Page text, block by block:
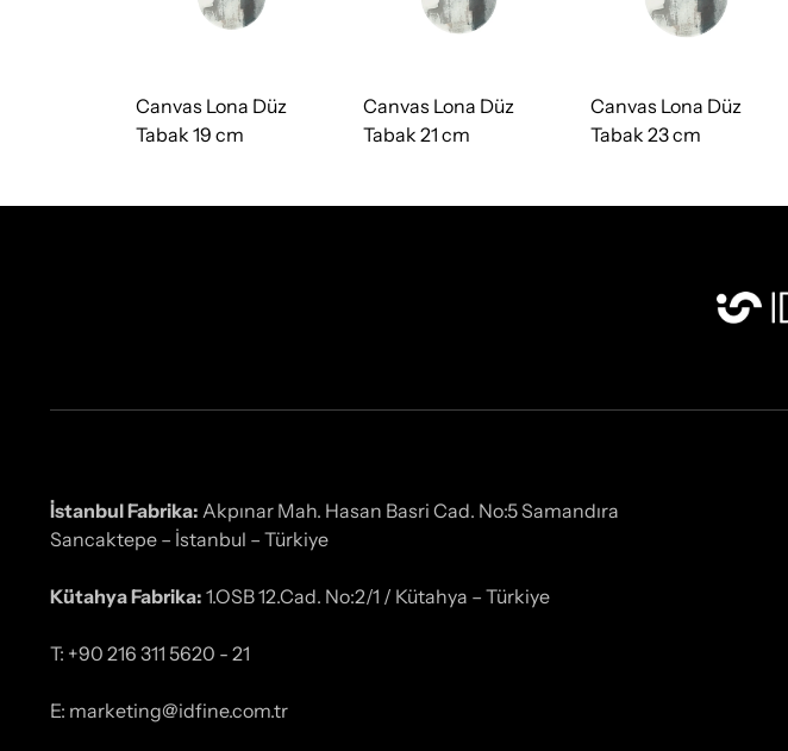
Canvas Lona Düz
Tabak 19 cm
Canvas Lona Düz
Tabak 21 cm
Canvas Lona Düz
Tabak 23 cm
İstanbul Fabrika: Akpınar Mah. Hasan Basri Cad. No:5 Samandıra
Sancaktepe – İstanbul – Türkiye
Kütahya Fabrika: 1.OSB 12.Cad. No:2/1 / Kütahya – Türkiye
T: +90 216 311 5620 - 21
E: marketing@idfine.com.tr